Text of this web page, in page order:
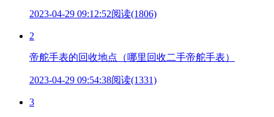
2023-04-29 09:12:52阅读(1806)
2
帝舵手表的回收地点（哪里回收二手帝舵手表）
2023-04-29 09:54:38阅读(1331)
3